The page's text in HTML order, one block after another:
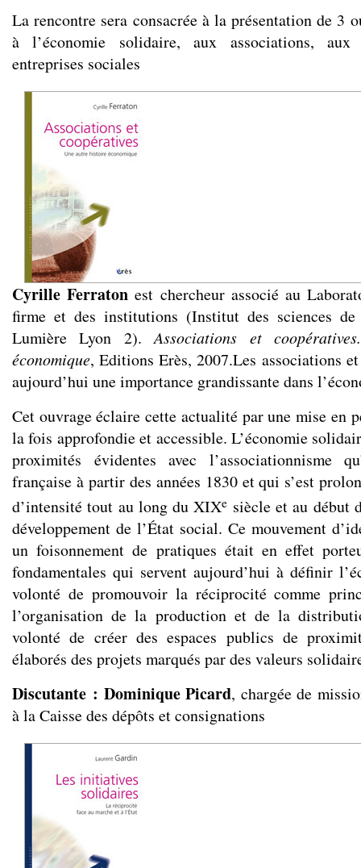
La rencontre sera consacrée à la présentation de 3
à l’économie solidaire, aux associations,
entreprises sociales
Cyrille Ferraton est chercheur associé au
firme et des institutions (Institut des sciences
Lumière Lyon 2).Associations et
économique, Editions Erès, 2007.Les associations
aujourd’hui une importance grandissante dans
Cet ouvrage éclaire cette actualité par une mise en
la fois approfondie et accessible. L’économie
proximités évidentes avec l’associationnisme
française à partir des années 1830 et qui s’est
d’intensité tout au long du XIXe siècle et au début
développement de l’État social. Ce mouvement
un foisonnement de pratiques était en effet
fondamentales qui servent aujourd’hui à définir
volonté de promouvoir la réciprocité comme
l’organisation de la production et de la
volonté de créer des espaces publics de
élaborés des projets marqués par des valeurs
Discutante : Dominique Picard, chargée de
à la Caisse des dépôts et consignations